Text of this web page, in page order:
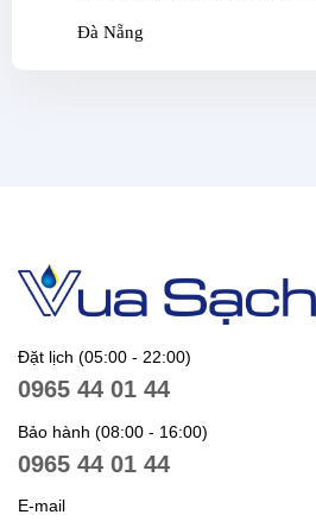
Đà Nẵng
Đặt lịch (05:00 - 22:00)
0965 44 01 44
Bảo hành (08:00 - 16:00)
0965 44 01 44
E-mail